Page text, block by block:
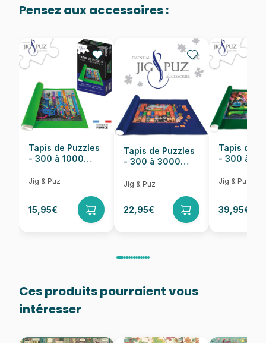
EAN 625012401968
Nombre de pièces 1000 pièces
Dimensions 68 x 49 cm
Pensez aux accessoires :
Tapis de Puzzles
- 300 à 1000
Jig & Puz
15,95€
Tapis de Puzzles
- 300 à 3000
Jig & Puz
22,95€
Tapis de
- 300 à
Jig & Puz
39,95€
Ces produits pourraient vous
intéresser